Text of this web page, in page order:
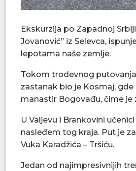
Ekskurzija po Zapadnoj
Jovanović” iz Selevca,
lepotama naše zemlje.
Tokom trodevnog
zastanak bio je Kosmaj,
manastir Bogovađu, čime
U Valjevu i Brankovini
nasleđem tog kraja. Put je
Vuka Karadžića – Tršiću.
Jedan od najimpresivnijih